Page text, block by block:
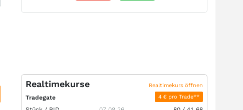
Realtimekurse Realtimekurs öffnen
Tradegate 4 € pro Trade**